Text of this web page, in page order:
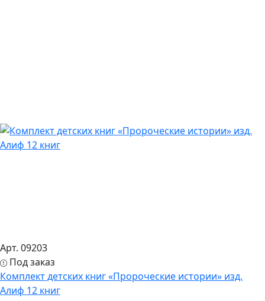
Арт. 09203
Под заказ
Комплект детских книг «Пророческие истории» изд.
Алиф 12 книг